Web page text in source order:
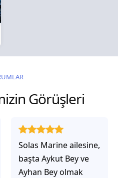
Görüşleri
Solas Marine ile
çalıştığınızda,
işlerinin gerçekten